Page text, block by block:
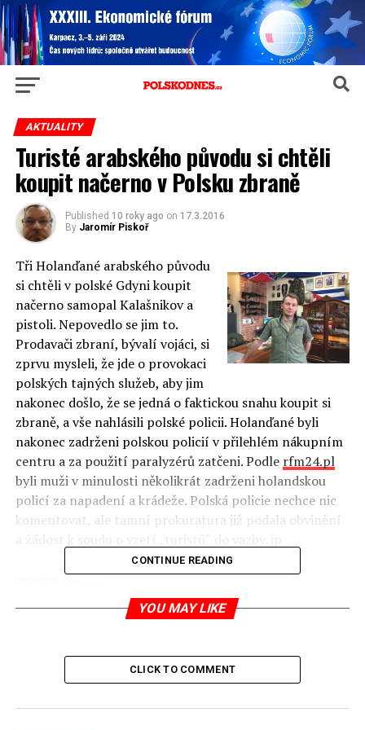
AKTUALITY
Turisté arabského původu si chtěli
koupit načerno v Polsku zbraně
Published 10 roky ago on 17.3.2016
By Jaromír Piskoř
Tři Holanďané arabského původu
si chtěli v polské Gdyni koupit
načerno samopal Kalašnikov a
pistoli. Nepovedlo se jim to.
Prodavači zbraní, bývalí vojáci, si
zprvu mysleli, že jde o provokaci
polských tajných služeb, aby jim
nakonec došlo, že se jedná o faktickou snahu koupit si
zbraně, a vše nahlásili polské policii. Holanďané byli
nakonec zadrženi polskou policií v přilehlém nákupním
centru a za použití paralyzérů zatčeni. Podle rfm24.pl
byli muži v minulosti několikrát zadrženi holandskou
policí za napadení a krádeže. Polská policie nechce nic
komentovat, ale tamní prokuratura již podala obvinění
UP NEXT
Vstali jsme z mrtvých
22 důvodů, proč by bylo dobré narodit se jako Polák a ne
jako Čech
CONTINUE READING
YOU MAY LIKE
CLICK TO COMMENT